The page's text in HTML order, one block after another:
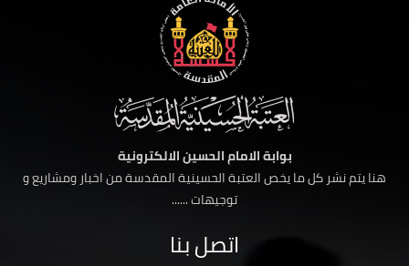
بوابة الامام الحسين الالكترونية
هنا يتم نشر كل ما يخص العتبة الحسينية المقدسة من اخبار ومشاريع و
توجيهات ......
اتصل بنا